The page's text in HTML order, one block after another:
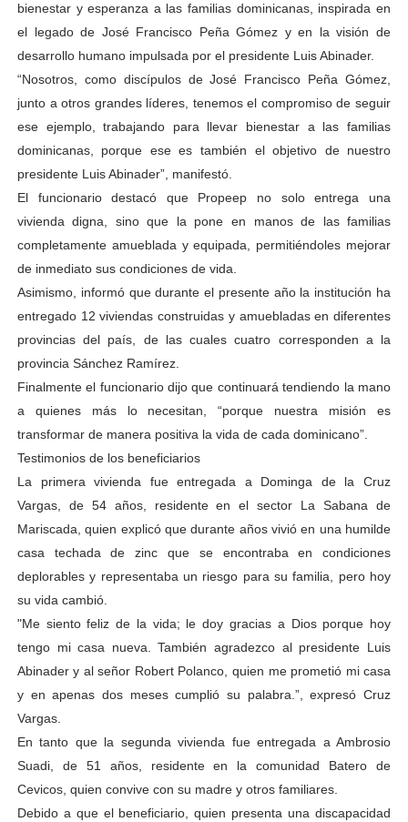
bienestar y esperanza a las familias dominicanas, inspirada en
el legado de José Francisco Peña Gómez y en la visión de
desarrollo humano impulsada por el presidente Luis Abinader.
“Nosotros, como discípulos de José Francisco Peña Gómez,
junto a otros grandes líderes, tenemos el compromiso de seguir
ese ejemplo, trabajando para llevar bienestar a las familias
dominicanas, porque ese es también el objetivo de nuestro
presidente Luis Abinader”, manifestó.
El funcionario destacó que Propeep no solo entrega una
vivienda digna, sino que la pone en manos de las familias
completamente amueblada y equipada, permitiéndoles mejorar
de inmediato sus condiciones de vida.
Asimismo, informó que durante el presente año la institución ha
entregado 12 viviendas construidas y amuebladas en diferentes
provincias del país, de las cuales cuatro corresponden a la
provincia Sánchez Ramírez.
Finalmente el funcionario dijo que continuará tendiendo la mano
a quienes más lo necesitan, “porque nuestra misión es
transformar de manera positiva la vida de cada dominicano”.
Testimonios de los beneficiarios
La primera vivienda fue entregada a Dominga de la Cruz
Vargas, de 54 años, residente en el sector La Sabana de
Mariscada, quien explicó que durante años vivió en una humilde
casa techada de zinc que se encontraba en condiciones
deplorables y representaba un riesgo para su familia, pero hoy
su vida cambió.
"Me siento feliz de la vida; le doy gracias a Dios porque hoy
tengo mi casa nueva. También agradezco al presidente Luis
Abinader y al señor Robert Polanco, quien me prometió mi casa
y en apenas dos meses cumplió su palabra.”, expresó Cruz
Vargas.
En tanto que la segunda vivienda fue entregada a Ambrosio
Suadi, de 51 años, residente en la comunidad Batero de
Cevicos, quien convive con su madre y otros familiares.
Debido a que el beneficiario, quien presenta una discapacidad